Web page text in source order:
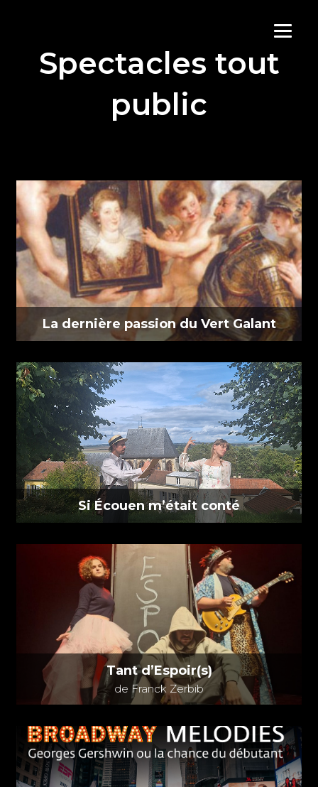
contenuSpectacles tout
public
La dernière passion du Vert Galant
Si Écouen m’était conté
Tant d’Espoir(s)
de Franck Zerbib